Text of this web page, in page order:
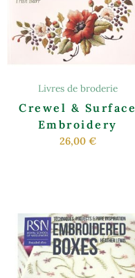
Livres de broderie
Crewel & Surface
Embroidery
26,00 €